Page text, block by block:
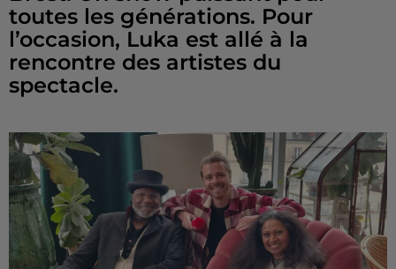
toutes les générations. Pour
l’occasion, Luka est allé à la
rencontre des artistes du
spectacle.